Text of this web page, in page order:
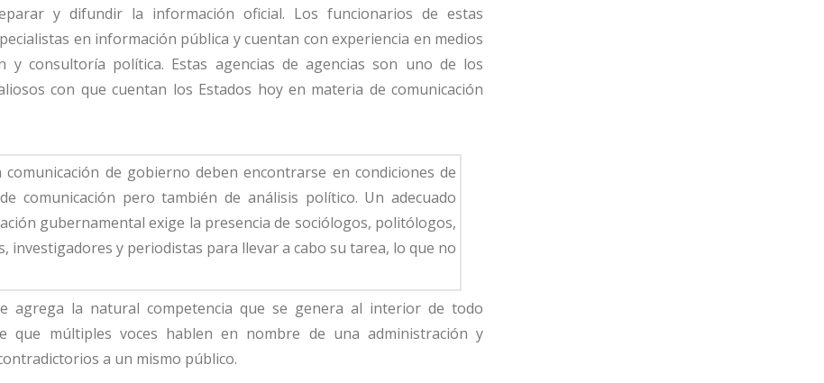
y difundir la información oficial. Los funcionarios de estas
en información pública y cuentan con experiencia en medios
y consultoría política. Estas agencias de agencias son uno de los
con que cuentan los Estados hoy en materia de comunicación
comunicación de gobierno deben encontrarse en condiciones de
comunicación pero también de análisis político. Un adecuado
gubernamental exige la presencia de sociólogos, politólogos,
investigadores y periodistas para llevar a cabo su tarea, lo que no
agrega la natural competencia que se genera al interior de todo
que múltiples voces hablen en nombre de una administración y
a un mismo público.